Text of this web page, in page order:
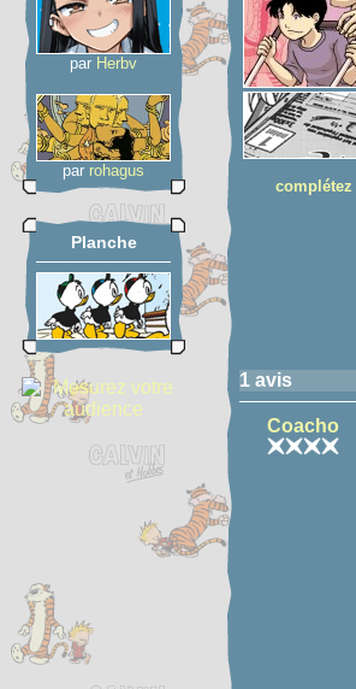
par Herbv
par rohagus
Planche
complétez
1 avis
Coacho